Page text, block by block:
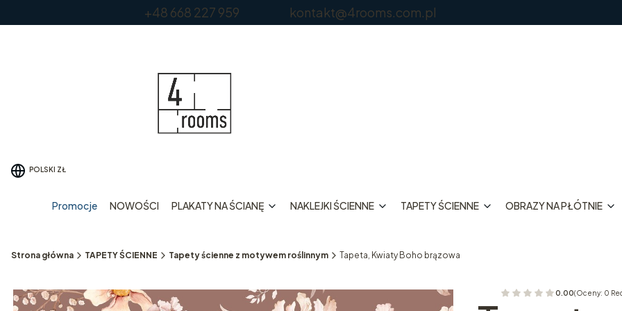
+48 668 227 959 kontakt@4rooms.com.pl
POLSKI ZŁ
Promocje NOWOŚCI PLAKATY NA ŚCIANĘ NAKLEJKI ŚCIENNE TAPETY ŚCIENNE OBRAZY NA PŁÓTNIE
Strona główna TAPETY ŚCIENNE Tapety ścienne z motywem roślinnym Tapeta, Kwiaty Boho brązowa
0.00(Oceny: 0